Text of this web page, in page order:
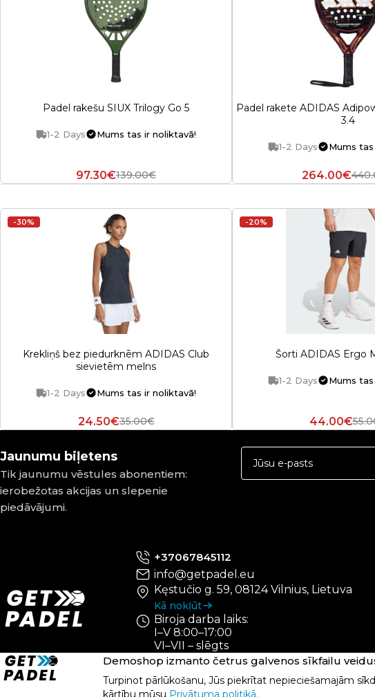
Padel rakešu SIUX Trilogy Go 5
1-2 Days Mums tas ir noliktavā!
97.30€139.00€
Padel rakete ADIDAS
3.4
1-2 Days Mums
264.00€
-30%
Krekliņš bez piedurknēm ADIDAS Club
sievietēm melns
1-2 Days Mums tas ir noliktavā!
24.50€35.00€
-20%
Šorti ADIDAS Ergo
1-2 Days Mums
44.00€
Jaunumu biļetens
Tik jaunumu vēstules abonentiem:
ierobežotas akcijas un slepenie
piedāvājumi.
+37067845112
info@getpadel.eu
Kęstučio g. 59, 08124 Vilnius, Lietuva
Kā nokļūt
Biroja darba laiks:
I–V 8:00–17:00
VI–VII – slēgts
Demoshop izmanto četrus galvenos sīkfailu
Turpinot pārlūkošanu, Jūs piekrītat nepieciešamajām
kārtību mūsu Privātuma politikā.